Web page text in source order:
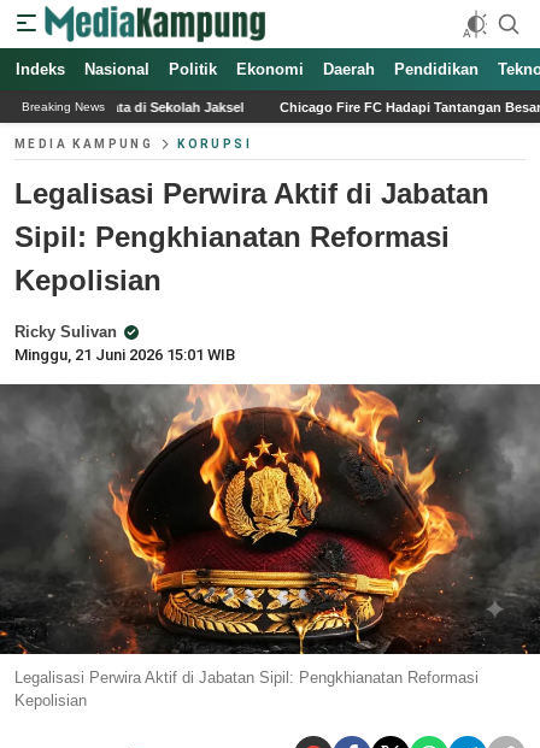
Indeks Nasional Politik Ekonomi Daerah Pendidikan
Breaking News
Jaksel Chicago Fire FC Hadapi Tantangan Besar Setelah Cedera Mbokazi
MEDIA KAMPUNG KORUPSI
Legalisasi Perwira Aktif di Jabatan
Sipil: Pengkhianatan Reformasi
Kepolisian
Ricky Sulivan
Minggu, 21 Juni 2026 15:01 WIB
Legalisasi Perwira Aktif di Jabatan Sipil: Pengkhianatan Reformasi
Kepolisian